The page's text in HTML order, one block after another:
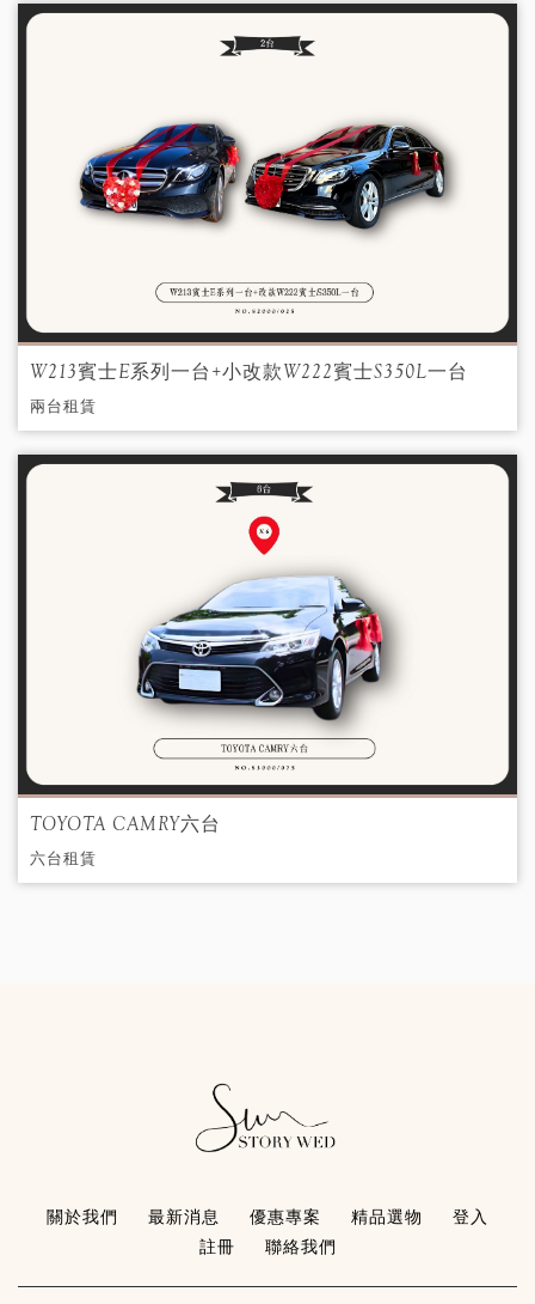
W213賓士E系列一台+小改款W222賓士S350L一台
兩台租賃
TOYOTA CAMRY六台
六台租賃
關於我們 最新消息 優惠專案 精品選物
登入
註冊
聯絡我們